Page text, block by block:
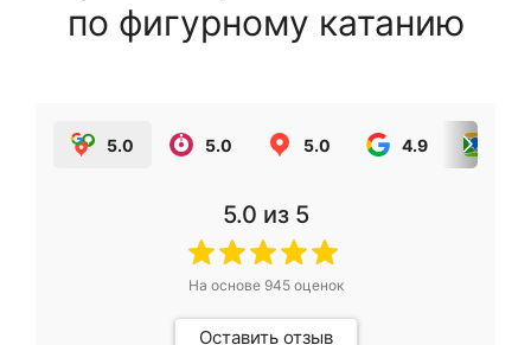
по фигурному катанию
5.0 5.0 5.0 4.9
5.0 из 5
На основе 945оценок
Оставить отзыв